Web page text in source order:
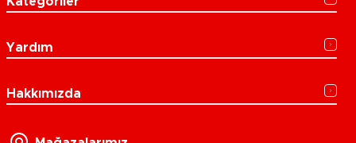
Yardım
Hakkımızda